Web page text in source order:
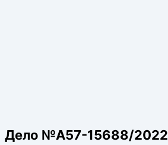
Дело №А57-15688/2022